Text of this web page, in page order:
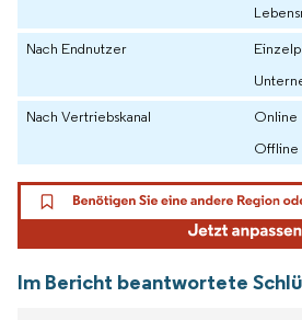
Nach Endnutzer
Nach Vertriebskanal
Online
Offline
Im Bericht beantwortete